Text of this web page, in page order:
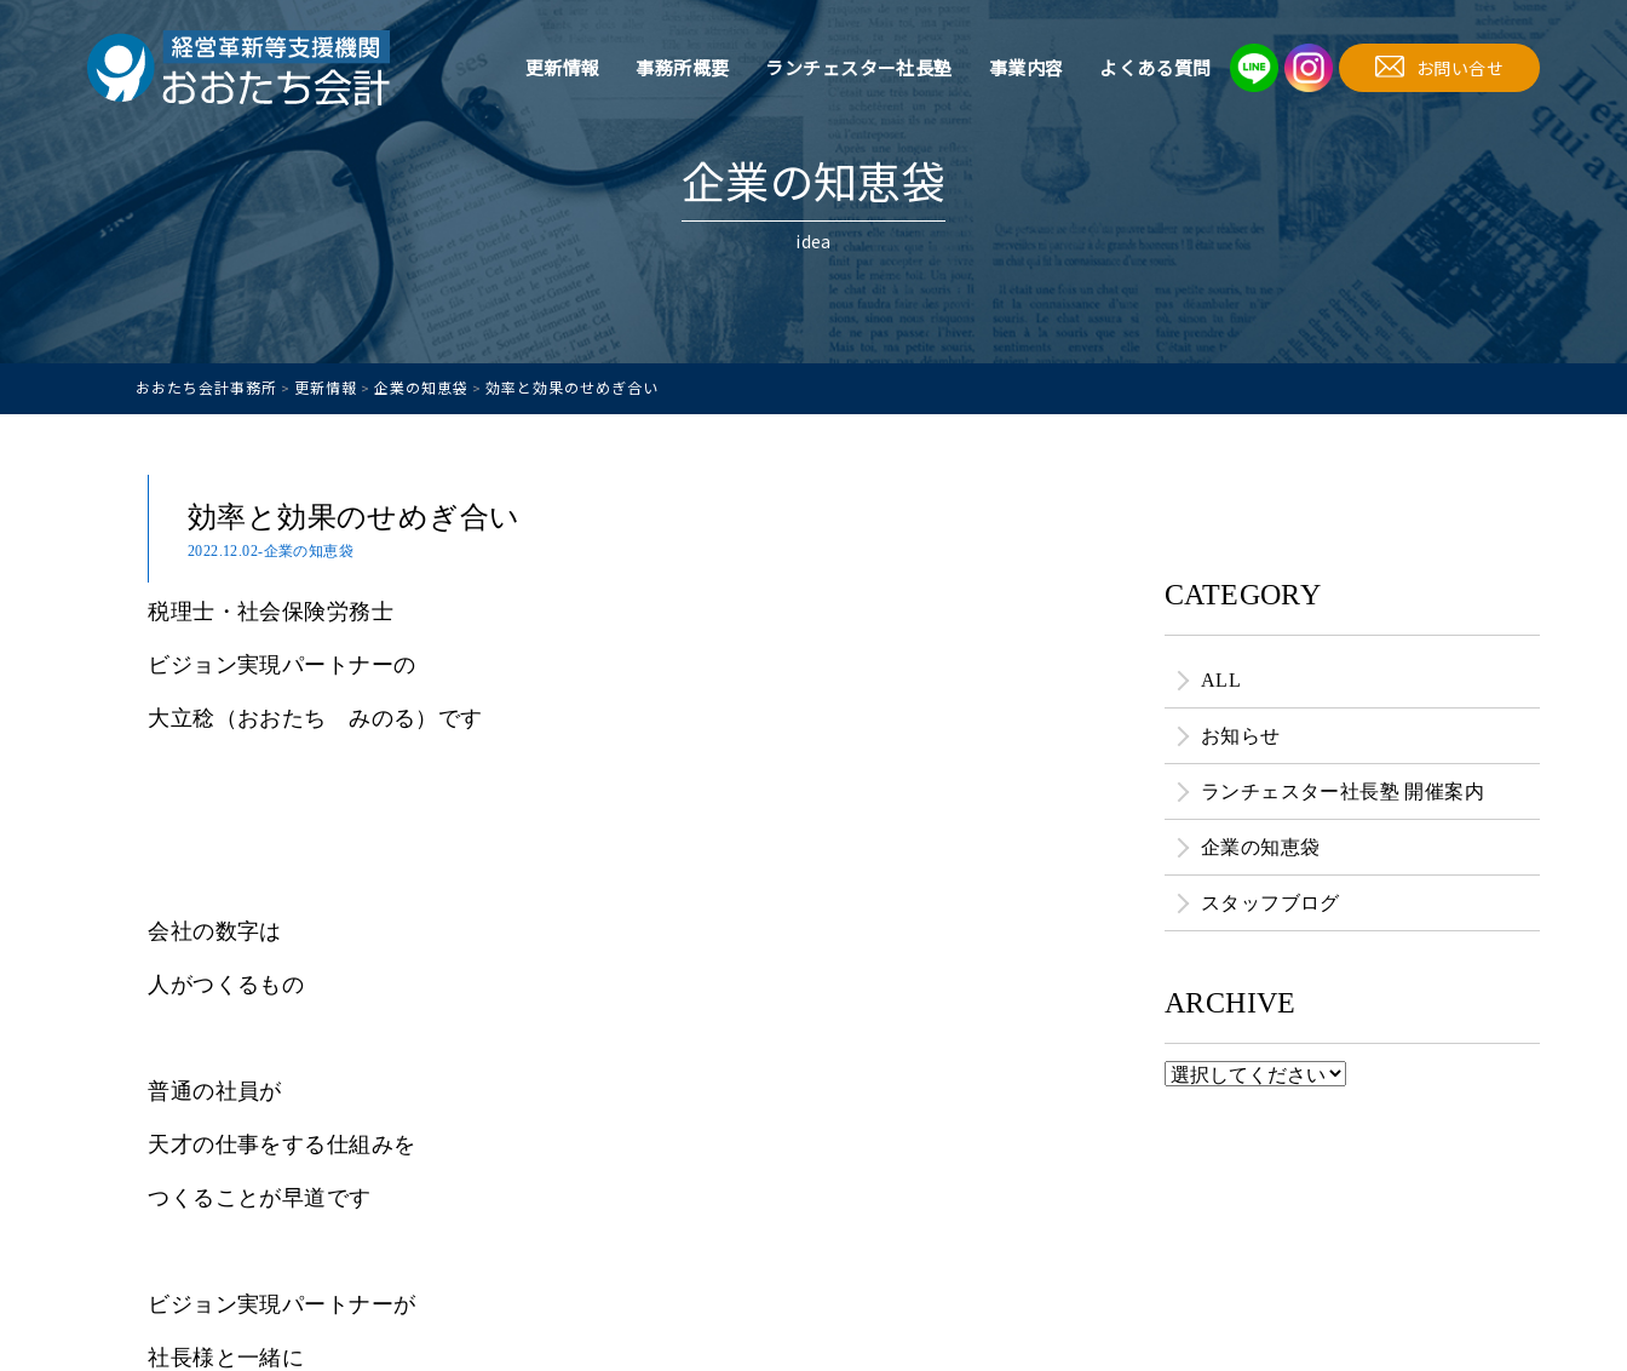
更新情報 事務所概要 ランチェスター社長塾 事業内容 よくある質問 お問い合せ
企業の知恵袋
idea
おおたち会計事務所 > 更新情報 > 企業の知恵袋 > 効率と効果のせめぎ合い
効率と効果のせめぎ合い
2022.12.02-企業の知恵袋
税理士・社会保険労務士
ビジョン実現パートナーの
大立稔（おおたち みのる）です
会社の数字は
人がつくるもの
普通の社員が
天才の仕事をする仕組みを
つくることが早道です
ビジョン実現パートナーが
社長様と一緒に
CATEGORY
ALL
お知らせ
ランチェスター社長塾 開催案内
企業の知恵袋
スタッフブログ
ARCHIVE